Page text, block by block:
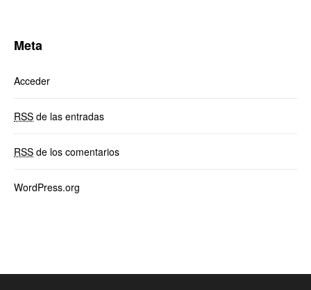
Meta
Acceder
RSS de las entradas
RSS de los comentarios
WordPress.org